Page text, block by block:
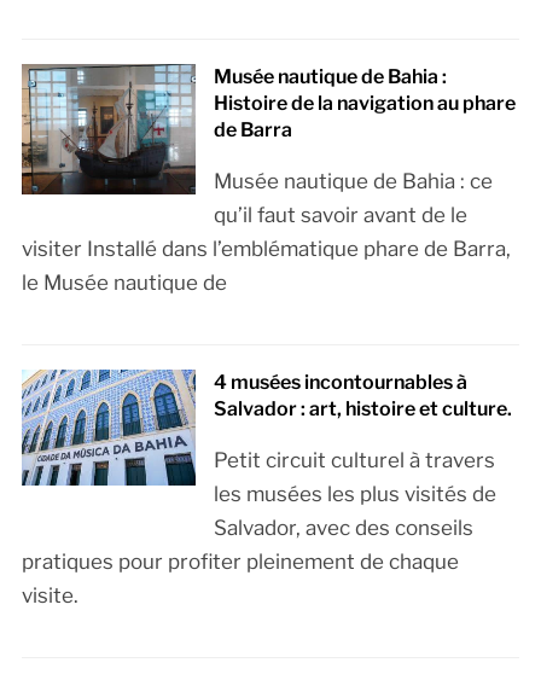
Musée nautique de Bahia :
Histoire de la navigation au phare
de Barra
Musée nautique de Bahia : ce
qu’il faut savoir avant de le
visiter Installé dans l’emblématique phare de Barra,
le Musée nautique de
4 musées incontournables à
Salvador : art, histoire et culture.
Petit circuit culturel à travers
les musées les plus visités de
Salvador, avec des conseils
pratiques pour profiter pleinement de chaque
visite.